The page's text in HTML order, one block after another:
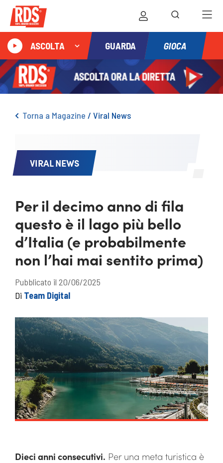
ASCOLTA GUARDA GIOCA
Torna a Magazine / Viral News
VIRAL NEWS
Per il decimo anno di fila
questo è il lago più bello
d’Italia (e probabilmente
non l’hai mai sentito prima)
Pubblicato il 20/06/2025
Di Team Digital
Dieci anni consecutivi. Per una meta turistica è